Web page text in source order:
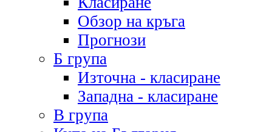
Обзор на кръга
Прогнози
Б група
Източна - класиране
Западна - класиране
В група